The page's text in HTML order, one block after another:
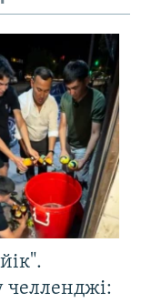
челленджі: